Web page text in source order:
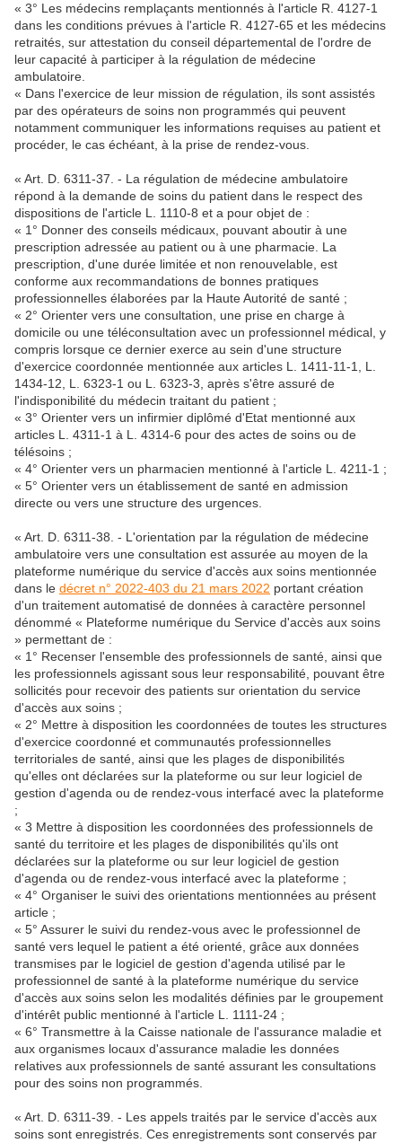
« 3° Les médecins remplaçants mentionnés à l'article R. 4127-1
dans les conditions prévues à l'article R. 4127-65 et les médecins
retraités, sur attestation du conseil départemental de l'ordre de
leur capacité à participer à la régulation de médecine
ambulatoire.
« Dans l'exercice de leur mission de régulation, ils sont assistés
par des opérateurs de soins non programmés qui peuvent
notamment communiquer les informations requises au patient et
procéder, le cas échéant, à la prise de rendez-vous.
« Art. D. 6311-37. - La régulation de médecine ambulatoire
répond à la demande de soins du patient dans le respect des
dispositions de l'article L. 1110-8 et a pour objet de :
« 1° Donner des conseils médicaux, pouvant aboutir à une
prescription adressée au patient ou à une pharmacie. La
prescription, d'une durée limitée et non renouvelable, est
conforme aux recommandations de bonnes pratiques
professionnelles élaborées par la Haute Autorité de santé ;
« 2° Orienter vers une consultation, une prise en charge à
domicile ou une téléconsultation avec un professionnel médical, y
compris lorsque ce dernier exerce au sein d'une structure
d'exercice coordonnée mentionnée aux articles L. 1411-11-1, L.
1434-12, L. 6323-1 ou L. 6323-3, après s'être assuré de
l'indisponibilité du médecin traitant du patient ;
« 3° Orienter vers un infirmier diplômé d'Etat mentionné aux
articles L. 4311-1 à L. 4314-6 pour des actes de soins ou de
télésoins ;
« 4° Orienter vers un pharmacien mentionné à l'article L. 4211-1 ;
« 5° Orienter vers un établissement de santé en admission
directe ou vers une structure des urgences.
« Art. D. 6311-38. - L'orientation par la régulation de médecine
ambulatoire vers une consultation est assurée au moyen de la
plateforme numérique du service d'accès aux soins mentionnée
dans le décret n° 2022-403 du 21 mars 2022 portant création
d'un traitement automatisé de données à caractère personnel
dénommé « Plateforme numérique du Service d'accès aux soins
» permettant de :
« 1° Recenser l'ensemble des professionnels de santé, ainsi que
les professionnels agissant sous leur responsabilité, pouvant être
sollicités pour recevoir des patients sur orientation du service
d'accès aux soins ;
« 2° Mettre à disposition les coordonnées de toutes les structures
d'exercice coordonné et communautés professionnelles
territoriales de santé, ainsi que les plages de disponibilités
qu'elles ont déclarées sur la plateforme ou sur leur logiciel de
gestion d'agenda ou de rendez-vous interfacé avec la plateforme
;
« 3 Mettre à disposition les coordonnées des professionnels de
santé du territoire et les plages de disponibilités qu'ils ont
déclarées sur la plateforme ou sur leur logiciel de gestion
d'agenda ou de rendez-vous interfacé avec la plateforme ;
« 4° Organiser le suivi des orientations mentionnées au présent
article ;
« 5° Assurer le suivi du rendez-vous avec le professionnel de
santé vers lequel le patient a été orienté, grâce aux données
transmises par le logiciel de gestion d'agenda utilisé par le
professionnel de santé à la plateforme numérique du service
d'accès aux soins selon les modalités définies par le groupement
d'intérêt public mentionné à l'article L. 1111-24 ;
« 6° Transmettre à la Caisse nationale de l'assurance maladie et
aux organismes locaux d'assurance maladie les données
relatives aux professionnels de santé assurant les consultations
pour des soins non programmés.
« Art. D. 6311-39. - Les appels traités par le service d'accès aux
soins sont enregistrés. Ces enregistrements sont conservés par